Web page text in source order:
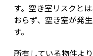
す。空き室リスクと
おらず、空き室が発
す。
所有している物件よ